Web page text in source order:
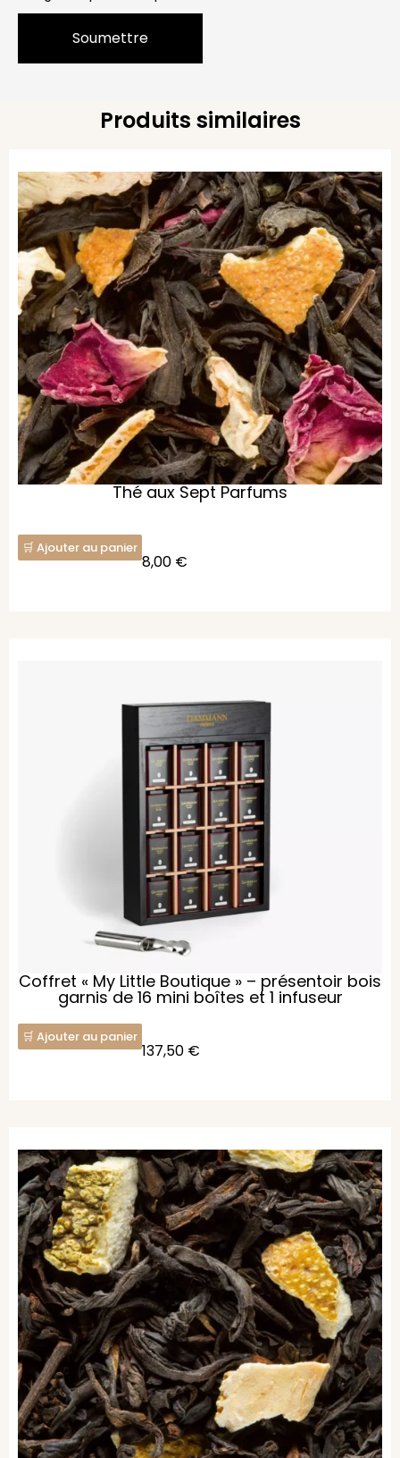
Produits similaires
Thé aux Sept Parfums
Ajouter au panier
8,00 €
Coffret « My Little Boutique » – présentoir bois
garnis de 16 mini boîtes et 1 infuseur
Ajouter au panier
137,50 €